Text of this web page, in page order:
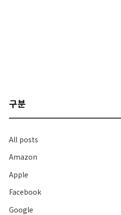
구분
All posts
Amazon
Apple
Facebook
Google